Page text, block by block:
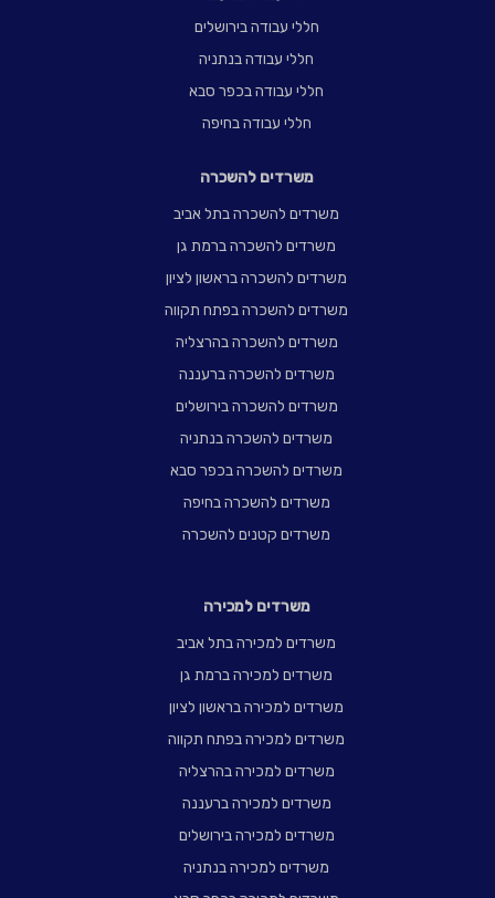
חללי עבודה בירושלים
חללי עבודה בנתניה
חללי עבודה בכפר סבא
חללי עבודה בחיפה
משרדים להשכרה
משרדים להשכרה בתל אביב
משרדים להשכרה ברמת גן
משרדים להשכרה בראשון לציון
משרדים להשכרה בפתח תקווה
משרדים להשכרה בהרצליה
משרדים להשכרה ברעננה
משרדים להשכרה בירושלים
משרדים להשכרה בנתניה
משרדים להשכרה בכפר סבא
משרדים להשכרה בחיפה
משרדים קטנים להשכרה
משרדים למכירה
משרדים למכירה בתל אביב
משרדים למכירה ברמת גן
משרדים למכירה בראשון לציון
משרדים למכירה בפתח תקווה
משרדים למכירה בהרצליה
משרדים למכירה ברעננה
משרדים למכירה בירושלים
משרדים למכירה בנתניה